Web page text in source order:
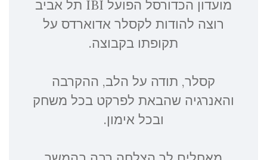
מועדון הכדורסל הפועל IBI תל אביב
רוצה להודות לקסלר אדוארדס על
תקופתו בקבוצה.
קסלר, תודה על הלב, ההקרבה
והאנרגיה שהבאת לפרקט בכל משחק
ובכל אימון.